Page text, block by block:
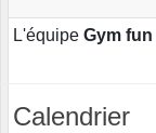
L'équipe Gym fun
Calendrier